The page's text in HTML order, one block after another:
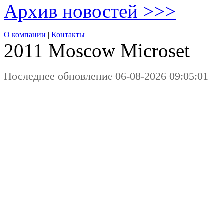
Архив новостей >>>
О компании | Контакты
2011 Moscow Microset
Последнее обновление 06-08-2026 09:05:01